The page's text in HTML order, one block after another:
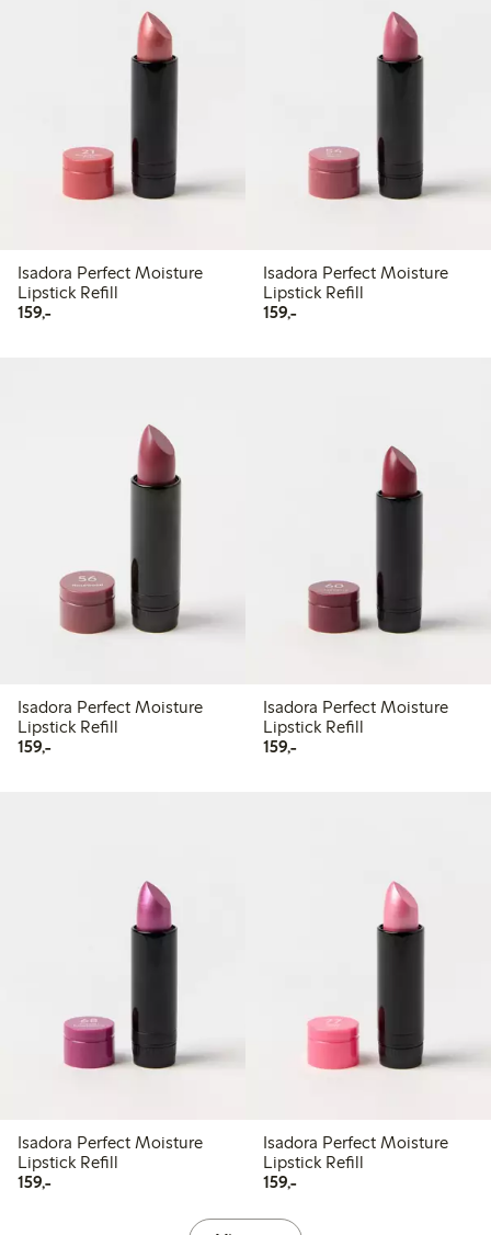
Isadora Perfect Moisture
Lipstick Refill
159,-159,00 kr
Isadora Perfect Moisture
Lipstick Refill
159,-159,00 kr
Isadora Perfect Moisture
Lipstick Refill
159,-159,00 kr
Isadora Perfect Moisture
Lipstick Refill
159,-159,00 kr
Isadora Perfect Moisture
Lipstick Refill
159,-159,00 kr
Isadora Perfect Moisture
Lipstick Refill
159,-159,00 kr